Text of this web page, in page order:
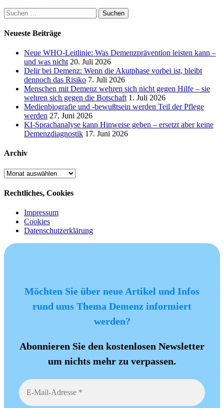
Suchen
nach:
Neueste Beiträge
Neue WHO-Leitlinie: Was Demenzprävention leisten kann –
und was nicht 20. Juli 2026
Delir bei Demenz: Wenn die Akutphase vorbei ist, bleibt
dennoch das Risiko 7. Juli 2026
Menschen mit Demenz wehren sich nicht gegen Hilfe – sie
wehren sich gegen die Botschaft 1. Juli 2026
Medienbiografie und -bewußtsein werden Teil der Pflege
werden 27. Juni 2026
KI-Sprachanalyse kann Hinweise geben – ersetzt aber keine
Demenzdiagnostik 17. Juni 2026
Archiv
Archiv
Rechtliches, Cookies
Impressum
Cookies
Datenschutzerklärung
Möchten Sie über neue Artikel und Infos
rund ums Thema Demenz informiert
werden?
Abonnieren Sie den kostenlosen Newsletter
um nichts mehr zu verpassen.